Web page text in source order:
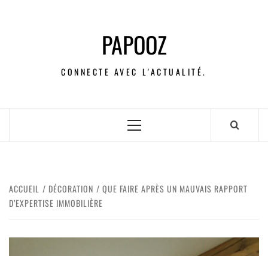
PAPOOZ
CONNECTE AVEC L'ACTUALITÉ.
ACCUEIL DÉCORATION
QUE FAIRE APRÈS UN MAUVAIS RAPPORT
D’EXPERTISE IMMOBILIÈRE